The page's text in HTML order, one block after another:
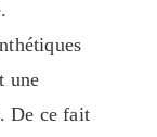
une
De ce fait